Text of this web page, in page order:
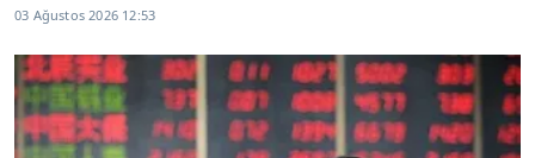
03 Ağustos 2026 12:53